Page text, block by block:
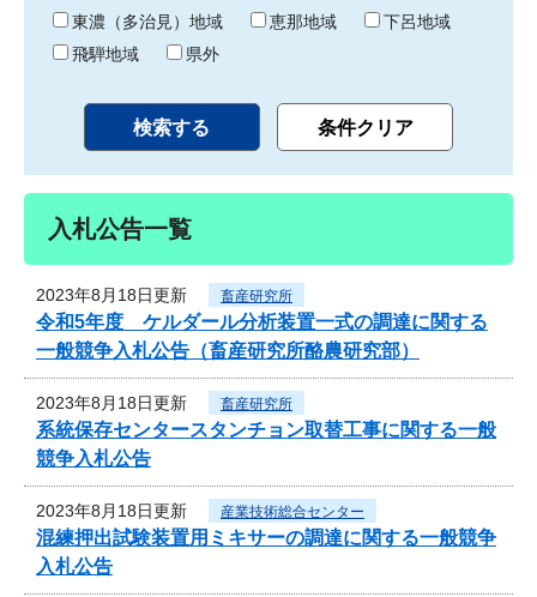
東濃（多治見）地域
恵那地域
下呂地域
飛騨地域
県外
入札公告一覧
2023年8月18日更新 畜産研究所
令和5年度 ケルダール分析装置一式の調達に関する
一般競争入札公告（畜産研究所酪農研究部）
2023年8月18日更新 畜産研究所
系統保存センタースタンチョン取替工事に関する一般
競争入札公告
2023年8月18日更新 産業技術総合センター
混練押出試験装置用ミキサーの調達に関する一般競争
入札公告